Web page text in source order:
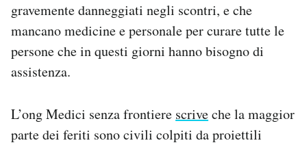
gravemente danneggiati negli scontri, e che
mancano medicine e personale per curare tutte le
persone che in questi giorni hanno bisogno di
assistenza.
L’ong Medici senza frontiere scriveche la maggior
parte dei feriti sono civili colpiti da proiettili